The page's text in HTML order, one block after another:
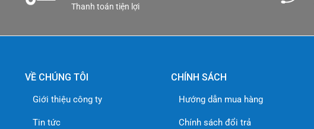
Thanh toán tiện lợi
VỀ CHÚNG TÔI
Giới thiệu công ty
Tin tức
CHÍNH SÁCH
Hướng dẫn mua hàng
Chính sách đổi trả